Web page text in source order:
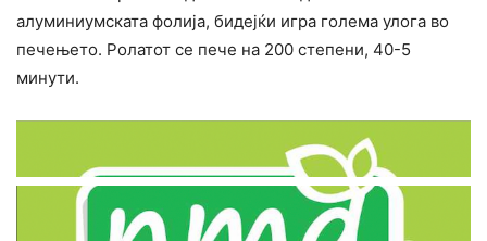
алуминиумската фолија, бидејќи игра голема улога во
печењето. Ролатот се пече на 200 степени, 40-5
минути.